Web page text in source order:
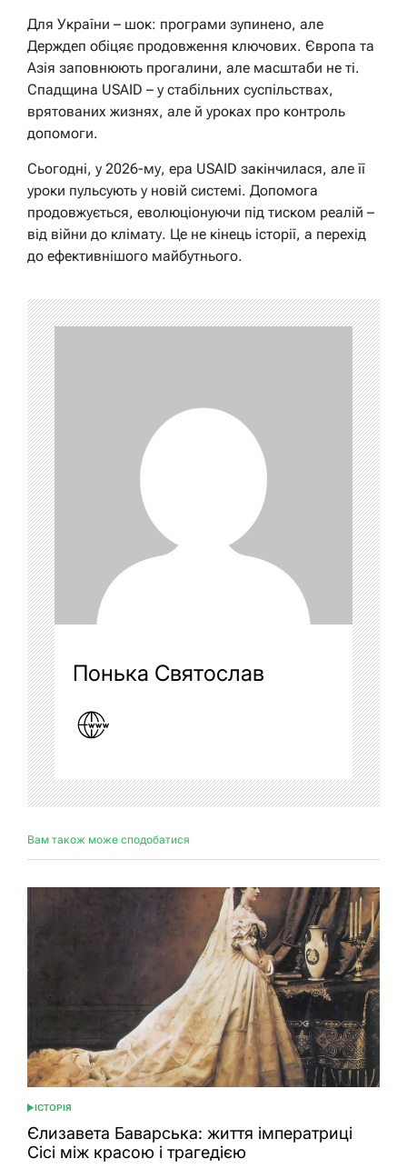
Для України – шок: програми зупинено, але
Держдеп обіцяє продовження ключових. Європа та
Азія заповнюють прогалини, але масштаби не ті.
Спадщина USAID – у стабільних суспільствах,
врятованих жизнях, але й уроках про контроль
допомоги.
Сьогодні, у 2026-му, ера USAID закінчилася, але її
уроки пульсують у новій системі. Допомога
продовжується, еволюціонуючи під тиском реалій –
від війни до клімату. Це не кінець історії, а перехід
до ефективнішого майбутнього.
Понька Святослав
Вам також може сподобатися
ОПУБЛІКУВАТИ
У
ІСТОРІЯ
Єлизавета Баварська: життя імператриці
Сісі між красою і трагедією